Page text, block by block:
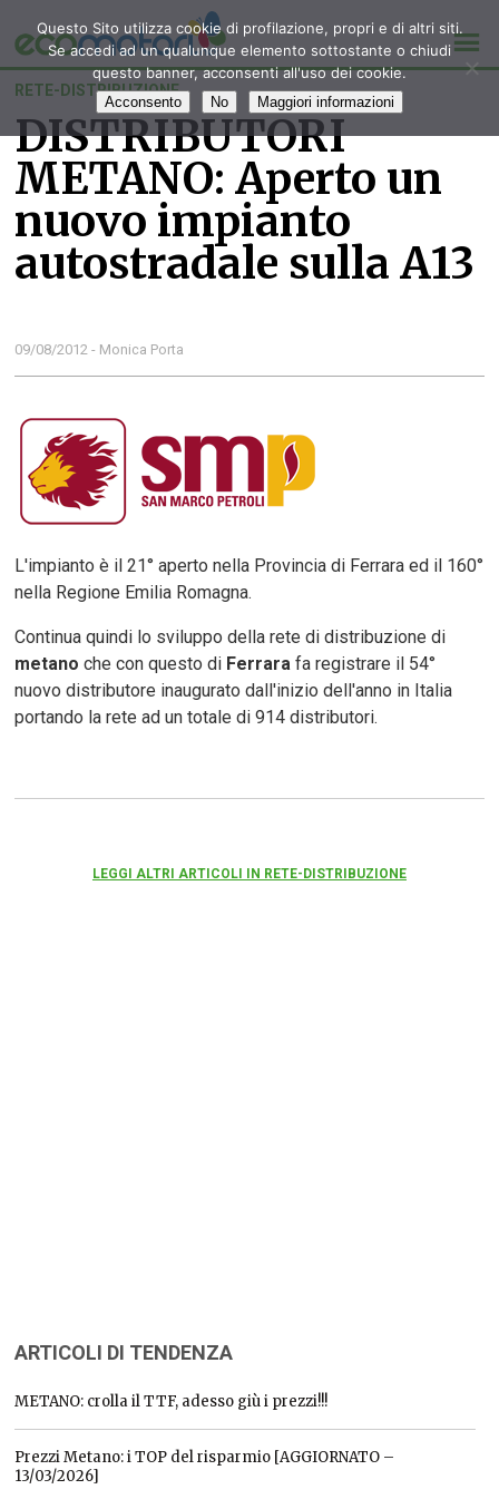
RETE-DISTRIBUZIONE
DISTRIBUTORI
METANO: Aperto un
nuovo impianto
autostradale sulla A13
09/08/2012 - Monica Porta
L'impianto è il 21° aperto nella Provincia di Ferrara ed il 160°
nella Regione Emilia Romagna.
Continua quindi lo sviluppo della rete di distribuzione di
metano che con questo di Ferrarafa registrare il 54°
nuovo distributore inaugurato dall'inizio dell'anno in Italia
portando la rete ad un totale di 914 distributori.
LEGGI ALTRI ARTICOLI IN RETE-DISTRIBUZIONE
ARTICOLI DI TENDENZA
METANO: crolla il TTF, adesso giù i prezzi!!!
Prezzi Metano: i TOP del risparmio [AGGIORNATO –
13/03/2026]
Questo Sito utilizza cookie di profilazione, propri e di altri siti.
Se accedi ad un qualunque elemento sottostante o chiudi
questo banner, acconsenti all'uso dei cookie.
Acconsento No Maggiori informazioni